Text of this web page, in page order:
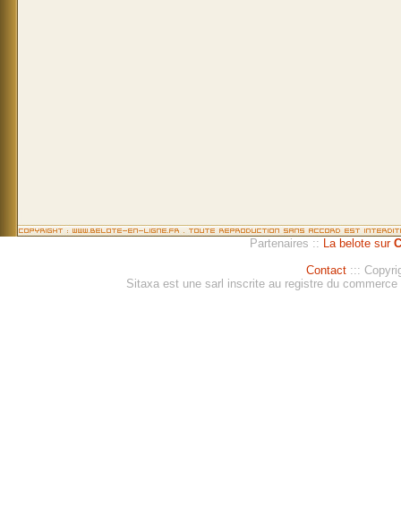
Partenaires :: La belote sur
Contact :::
Sitaxa est une sarl inscrite au registre du